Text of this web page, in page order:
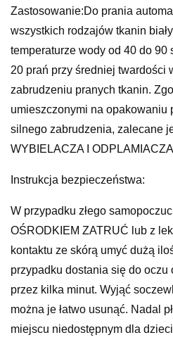
Zastosowanie:Do prania
wszystkich rodzajów tkanin
temperaturze wody od 40 do 90
20 prań przy średniej twardości
zabrudzeniu pranych tkanin.
umieszczonymi na opakowaniu
silnego zabrudzenia, zalecane
WYBIELACZA I
Instrukcja bezpieczeństwa:
W przypadku złego
OŚRODKIEM ZATRUĆ lub z
kontaktu ze skórą umyć dużą
przypadku dostania się do oczu
przez kilka minut. Wyjąć
można je łatwo usunąć. Nadal
miejscu niedostępnym dla